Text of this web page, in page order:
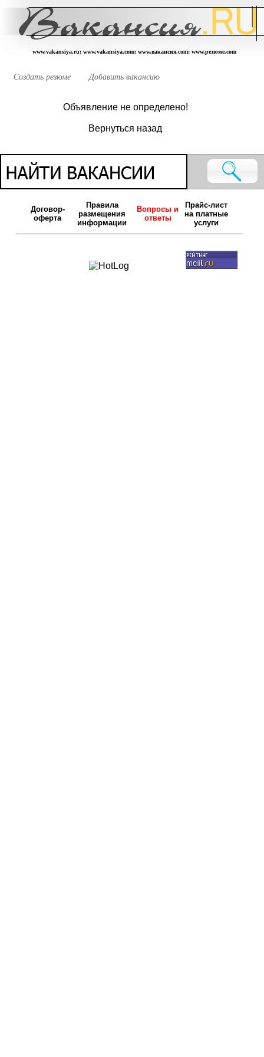
www.vakansiya.ru; www.vakansiya.com; www.вакансия.com; www.резюме.com
Создать резюме Добавить вакансию
Объявление не определено!
Вернуться назад
Договор-
оферта
Правила
размещения
информации
Вопросы и
ответы
Прайс-лист
на платные
услуги